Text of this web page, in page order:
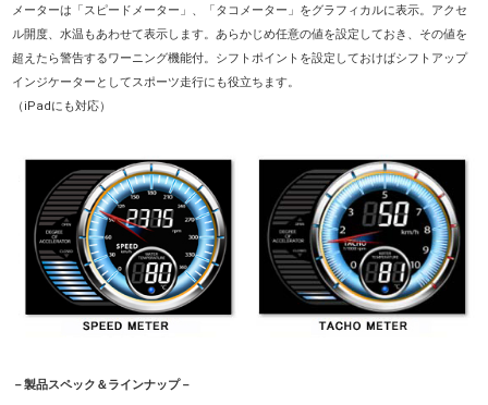
メーターは「スピードメーター」、「タコメーター」をグラフィカルに表示。アクセ
ル開度、水温もあわせて表示します。あらかじめ任意の値を設定しておき、その値を
超えたら警告するワーニング機能付。シフトポイントを設定しておけばシフトアップ
インジケーターとしてスポーツ走行にも役立ちます。
（iPadにも対応）
－製品スペック＆ラインナップ－